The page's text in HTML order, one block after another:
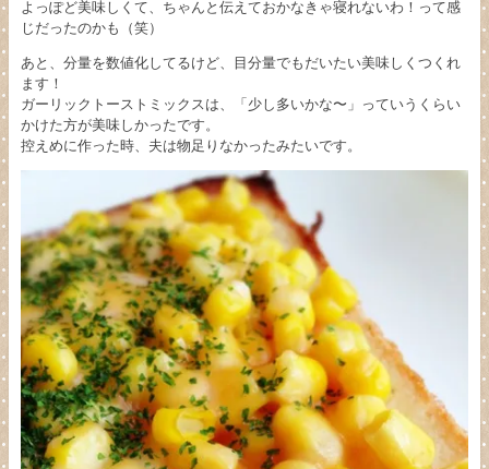
よっぽど美味しくて、ちゃんと伝えておかなきゃ寝れないわ！って感
じだったのかも（笑）
あと、分量を数値化してるけど、目分量でもだいたい美味しくつくれ
ます！
ガーリックトーストミックスは、「少し多いかな〜」っていうくらい
かけた方が美味しかったです。
控えめに作った時、夫は物足りなかったみたいです。